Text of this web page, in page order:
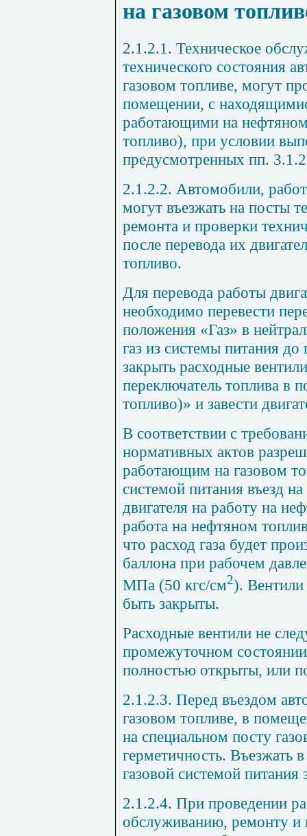
на газовом
2.1.2.1. Техническое
технического состояния
газовом топливе, могут
помещении, с
работающими на нефтяном
топливо), при условии
предусмотренных пп. 3.1.2
2.1.2.2. Автомобили,
могут въезжать на посты
ремонта и проверки
после перевода их
топливо.
Для перевода работы
необходимо перевести
положения «Газ» в
газ из системы питания до
закрыть расходные
переключатель топлива в
топливо)» и завести
В соответствии с
нормативных актов
работающим на газовом
системой питания въезд
двигателя на работу на
работа на нефтяном
что расход газа будет
баллона при рабочем
МПа (50 кгс/см2).
быть закрыты.
Расходные вентили не
промежуточном
полностью открыты, или
2.1.2.3. Перед въездом
газовом топливе, в
на специальном посту
герметичность. Въезжать
газовой системой питания
2.1.2.4. При проведении
обслуживанию, ремонту и